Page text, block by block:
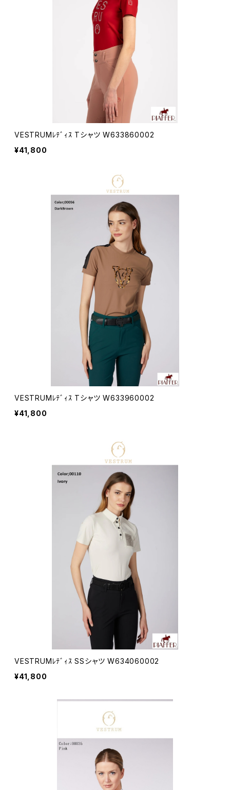
VESTRUMﾚﾃﾞｨｽ Tシャツ W633860002
¥41,800
VESTRUMﾚﾃﾞｨｽ Tシャツ W633960002
¥41,800
VESTRUMﾚﾃﾞｨｽ SSシャツ W634060002
¥41,800